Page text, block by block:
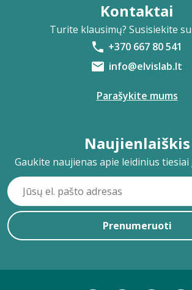
Kontaktai
Turite klausimų? Susisiekite
+370 667 80 541
info@elvislab.lt
Parašykite mums
Naujienlaiškis
Gaukite naujienas apie leidinius tiesiai
Prenumeruoti